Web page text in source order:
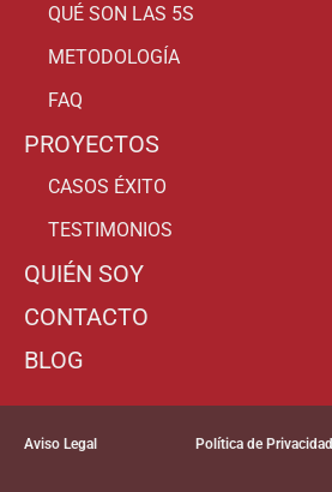
QUÉ SON LAS 5S
METODOLOGÍA
FAQ
PROYECTOS
CASOS ÉXITO
TESTIMONIOS
QUIÉN SOY
CONTACTO
BLOG
Aviso Legal Política de Privacidad